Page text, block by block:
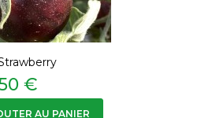
€
AU PANIER